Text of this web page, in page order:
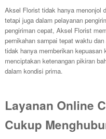
Aksel Florist tidak hanya menonjol
tetapi juga dalam pelayanan
pengiriman cepat, Aksel Florist
pernikahan sampai tepat waktu
tidak hanya memberikan kepuasan
menciptakan ketenangan pikiran
dalam kondisi prima.
Layanan Online
Cukup